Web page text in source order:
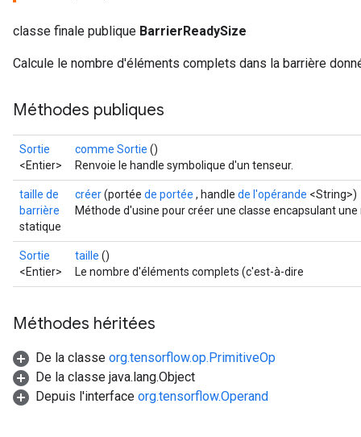
classe finale publique BarrierReadySize
Calcule le nombre d'éléments complets dans la barrière
Méthodes publiques
Sortie
<Entier>
comme Sortie ()
Renvoie le handle symbolique d'un tenseur.
taille de
barrière
statique
créer(portée de portée , handle de l'opérande <String>)
Méthode d'usine pour créer une classe encapsulant
Sortie
<Entier>
taille ()
Le nombre d'éléments complets (c'est-à-dire
Méthodes héritées
De la classe org.tensorflow.op.PrimitiveOp
De la classe java.lang.Object
Depuis l'interface org.tensorflow.Operand